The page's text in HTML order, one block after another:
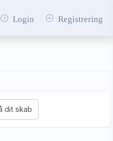
Login Registrering